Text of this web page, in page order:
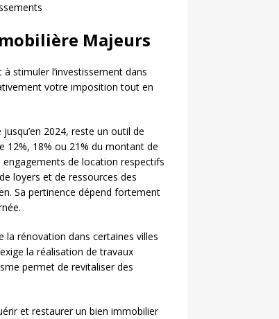
Majeurs
stimuler l’investissement dans
votre imposition tout en
2024, reste un outil de
12%, 18% ou 21% du montant de
de location respectifs
loyers et de ressources des
Sa pertinence dépend fortement
la rénovation dans certaines villes
la réalisation de travaux
permet de revitaliser des
et restaurer un bien immobilier